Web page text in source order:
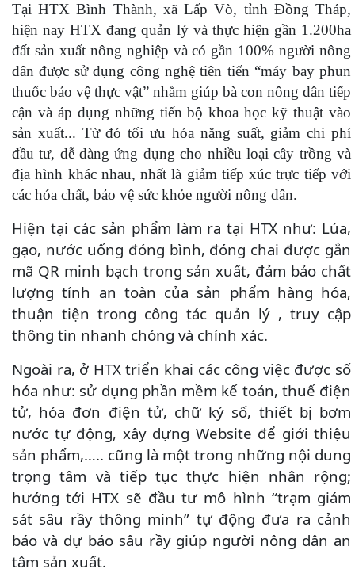
Tại HTX Bình Thành, xã Lấp Vò, tỉnh Đồng Tháp,
hiện nay HTX đang quản lý và thực hiện gần 1.200ha
đất sản xuất nông nghiệp và có gần 100% người nông
dân được sử dụng công nghệ tiên tiến “máy bay phun
thuốc bảo vệ thực vật” nhằm giúp bà con nông dân tiếp
cận và áp dụng những tiến bộ khoa học kỹ thuật vào
sản xuất... Từ đó tối ưu hóa năng suất, giảm chi phí
đầu tư, dễ dàng ứng dụng cho nhiều loại cây trồng và
địa hình khác nhau, nhất là giảm tiếp xúc trực tiếp với
các hóa chất, bảo vệ sức khỏe người nông dân.
Hiện tại các sản phẩm làm ra tại HTX như: Lúa,
gạo, nước uống đóng bình, đóng chai được gắn
mã QR minh bạch trong sản xuất, đảm bảo chất
lượng tính an toàn của sản phẩm hàng hóa,
thuận tiện trong công tác quản lý , truy cập
thông tin nhanh chóng và chính xác.
Ngoài ra, ở HTX triển khai các công việc được số
hóa như: sử dụng phần mềm kế toán, thuế điện
tử, hóa đơn điện tử, chữ ký số, thiết bị bơm
nước tự động, xây dựng Website để giới thiệu
sản phẩm,….. cũng là một trong những nội dung
trọng tâm và tiếp tục thực hiện nhân rộng;
hướng tới HTX sẽ đầu tư mô hình “trạm giám
sát sâu rầy thông minh” tự động đưa ra cảnh
báo và dự báo sâu rầy giúp người nông dân an
tâm sản xuất.